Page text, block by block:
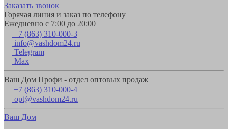
Заказать звонок
Горячая линия и заказ по телефону
Ежедневно с 7:00 до 20:00
+7 (863) 310-000-3
info@vashdom24.ru
Telegram
Max
Ваш Дом Профи - отдел оптовых продаж
+7 (863) 310-000-4
opt@vashdom24.ru
Ваш Дом